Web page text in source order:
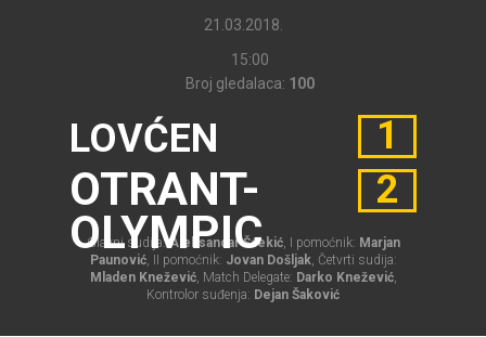
21.03.2018.
15:00
Broj gledalaca: 100
LOVĆEN
OTRANT-
OLYMPIC
1
2
Glavni sudija:Aleksandar Šćekić, I pomoćnik: Marjan
Paunović, II pomoćnik: Jovan Došljak, Četvrti sudija:
Mladen Knežević, Match Delegate: Darko Knežević,
Kontrolor suđenja: Dejan Šaković